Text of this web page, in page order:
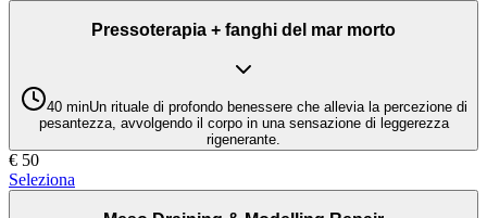
Pressoterapia + fanghi del mar morto
40 minUn rituale di profondo benessere che allevia la percezione di
pesantezza, avvolgendo il corpo in una sensazione di leggerezza
rigenerante.
€ 50
Seleziona